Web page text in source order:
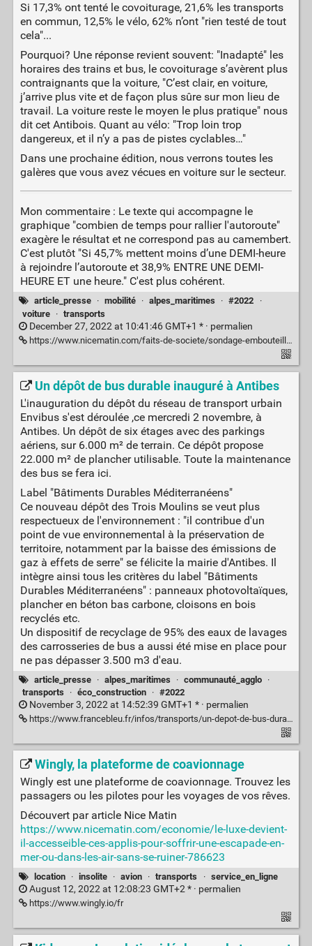
Si 17,3% ont tenté le covoiturage, 21,6% les transports
en commun, 12,5% le vélo, 62% n’ont "rien testé de tout
cela"...
Pourquoi? Une réponse revient souvent: "Inadapté" les
horaires des trains et bus, le covoiturage s’avèrent plus
contraignants que la voiture, "C’est clair, en voiture,
j’arrive plus vite et de façon plus sûre sur mon lieu de
travail. La voiture reste le moyen le plus pratique" nous
dit cet Antibois. Quant au vélo: "Trop loin trop
dangereux, et il n’y a pas de pistes cyclables…"
Dans une prochaine édition, nous verrons toutes les
galères que vous avez vécues en voiture sur le secteur.
Mon commentaire : Le texte qui accompagne le
graphique "combien de temps pour rallier l'autoroute"
exagère le résultat et ne correspond pas au camembert.
C'est plutôt "Si 45,7% mettent moins d’une DEMI-heure
à rejoindre l’autoroute et 38,9% ENTRE UNE DEMI-
HEURE ET une heure." C'est plus cohérent.
article_presse · mobilité · alpes_maritimes · #2022
·
voiture
· transports
December 27, 2022 at 10:41:46 GMT+1 * · permalien
https://www.nicematin.com/faits-de-societe/sondage-embouteillages-voici-les-premieres-constatations-des-azureens-de-louest-des-alpes-maritimes-817022
Un dépôt de bus durable inauguré à Antibes
L'inauguration du dépôt du réseau de transport urbain
Envibus s'est déroulée ,ce mercredi 2 novembre, à
Antibes. Un dépôt de six étages avec des parkings
aériens, sur 6.000 m² de terrain. Ce dépôt propose
22.000 m² de plancher utilisable. Toute la maintenance
des bus se fera ici.
Label "Bâtiments Durables Méditerranéens"
Ce nouveau dépôt des Trois Moulins se veut plus
respectueux de l'environnement : "il contribue d'un
point de vue environnemental à la préservation de
territoire, notamment par la baisse des émissions de
gaz à effets de serre" se félicite la mairie d'Antibes. Il
intègre ainsi tous les critères du label "Bâtiments
Durables Méditerranéens" : panneaux photovoltaïques,
plancher en béton bas carbone, cloisons en bois
recyclés etc.
Un dispositif de recyclage de 95% des eaux de lavages
des carrosseries de bus a aussi été mise en place pour
ne pas dépasser 3.500 m3 d'eau.
article_presse · alpes_maritimes · communauté_agglo ·
transports
· éco_construction · #2022
November 3, 2022 at 14:52:39 GMT+1 * · permalien
https://www.francebleu.fr/infos/transports/un-depot-de-bus-durable-inaugure-a-antibes-1667397740
Wingly, la plateforme de coavionnage
Wingly est une plateforme de coavionnage. Trouvez les
passagers ou les pilotes pour les voyages de vos rêves.
Découvert par article Nice Matin
https://www.nicematin.com/economie/le-luxe-devient-
il-accesseible-ces-applis-pour-soffrir-une-escapade-en-
mer-ou-dans-les-air-sans-se-ruiner-786623
location · insolite · avion · transports · service_en_ligne
August 12, 2022 at 12:08:23 GMT+2 * · permalien
https://www.wingly.io/fr